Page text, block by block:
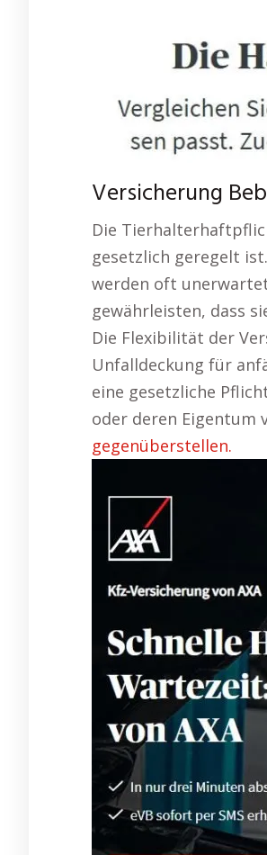
Versicherung
Die
gesetzlich geregelt
werden oft
gewährleisten, dass
Die Flexibilität der
Unfalldeckung für
eine gesetzliche
oder deren Eigentum
gegenüberstellen.